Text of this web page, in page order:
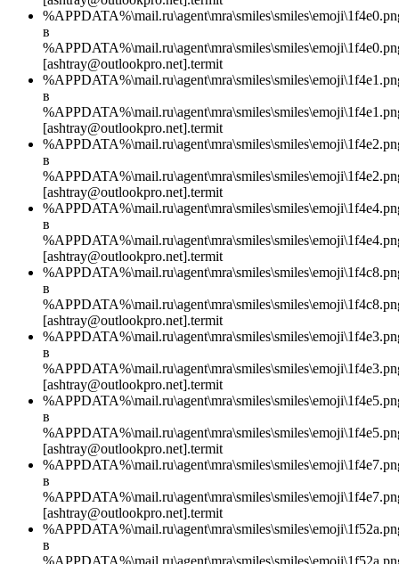
в
[ashtray@outlookpro.net].termit
в
[ashtray@outlookpro.net].termit
в
[ashtray@outlookpro.net].termit
в
[ashtray@outlookpro.net].termit
в
[ashtray@outlookpro.net].termit
в
[ashtray@outlookpro.net].termit
в
[ashtray@outlookpro.net].termit
в
[ashtray@outlookpro.net].termit
в